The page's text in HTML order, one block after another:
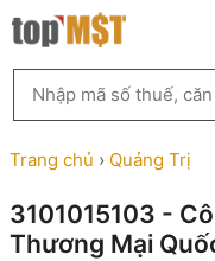
Chuyển
đến
kiếm
MST
theo
tên
ty,
người
Trang chủ › Quảng Trị
3101015103 -
Thương Mại